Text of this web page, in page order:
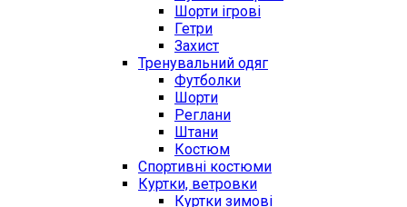
Шорти ігрові
Гетри
Захист
Тренувальний одяг
Футболки
Шорти
Реглани
Штани
Костюм
Спортивні костюми
Куртки, ветровки
Куртки зимові